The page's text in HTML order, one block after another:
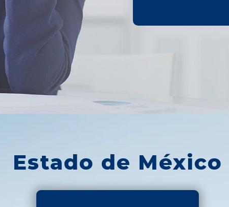
Estado de México